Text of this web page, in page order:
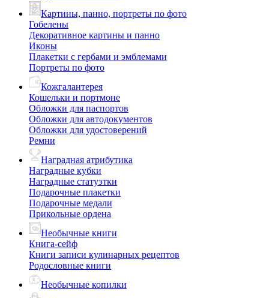
Картины, панно, портреты по фото
Гобелены
Декоративное картины и панно
Иконы
Плакетки с гербами и эмблемами
Портреты по фото
Кожгалантерея
Кошельки и портмоне
Обложки для паспортов
Обложки для автодокументов
Обложки для удостоверений
Ремни
Наградная атрибутика
Наградные кубки
Наградные статуэтки
Подарочные плакетки
Подарочные медали
Прикольные ордена
Необычные книги
Книга-сейф
Книги записи кулинарных рецептов
Родословные книги
Необычные копилки